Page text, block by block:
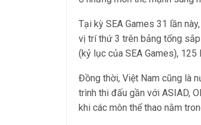
Tại kỳ SEA Games 31 lần
vị trí thứ 3 trên bảng tổng
(kỷ lục của SEA Games), 125
Đồng thời, Việt Nam cũng là
trình thi đấu gần với ASIAD,
khi các môn thể thao nằm